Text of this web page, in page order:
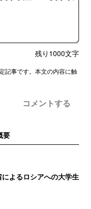
残り 1000文字
記事です。本文の内容に触
コメントする
要
よるロシアへの大学生